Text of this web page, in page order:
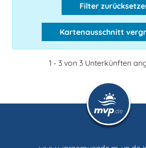
Filter
Kartenausschnitt
1 - 3 von 3 Unterkünften